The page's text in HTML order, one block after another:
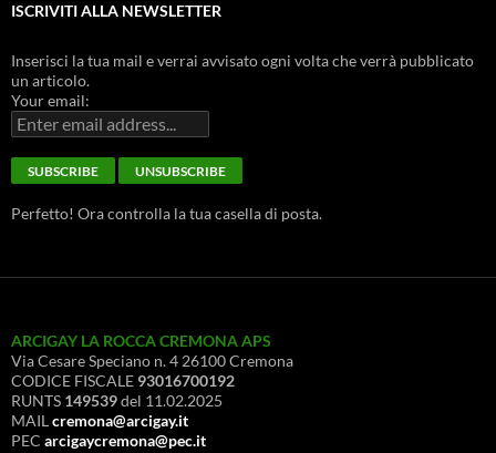
ISCRIVITI ALLA NEWSLETTER
Inserisci la tua mail e verrai avvisato ogni volta che verrà pubblicato
un articolo.
Your email:
Perfetto! Ora controlla la tua casella di posta.
ARCIGAY LA ROCCA CREMONA APS
Via Cesare Speciano n. 4 26100 Cremona
CODICE FISCALE 93016700192
RUNTS 149539del 11.02.2025
MAIL cremona@arcigay.it
PEC arcigaycremona@pec.it